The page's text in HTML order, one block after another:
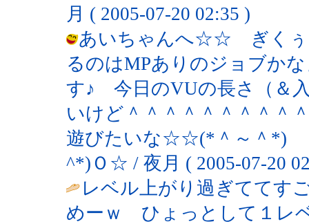
月 ( 2005-07-20 02:35 )
あいちゃんへ☆☆ ぎくぅ
るのはMPありのジョブか
す♪ 今日のVUの長さ（＆
いけど＾＾＾＾＾＾＾＾＾
遊びたいな☆☆(*＾～＾*)
^*)Ｏ☆ / 夜月 ( 2005-07-20
レベル上がり過ぎててす
めーｗ ひょっとして１レ